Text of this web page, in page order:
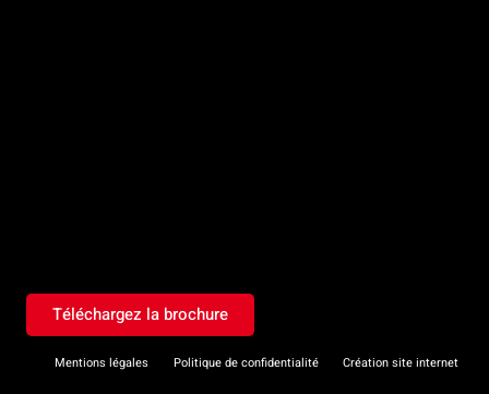
Téléchargez la brochure
Mentions légales Politique de confidentialité Création site internet